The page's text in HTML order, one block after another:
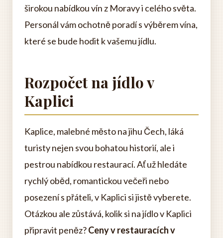
širokou nabídkou vín z Moravy i celého světa.
Personál vám ochotně poradí s výběrem vína,
které se bude hodit k vašemu jídlu.
Rozpočet na jídlo v
Kaplici
Kaplice, malebné město na jihu Čech, láká
turisty nejen svou bohatou historií, ale i
pestrou nabídkou restaurací. Ať už hledáte
rychlý oběd, romantickou večeři nebo
posezení s přáteli, v Kaplici si jistě vyberete.
Otázkou ale zůstává, kolik si na jídlo v Kaplici
připravit peněz?Ceny v restauracích v